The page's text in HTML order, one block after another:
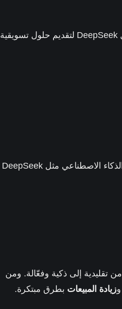
، ندمج بين الخبرة البشرية وتقنيات الذكاء الاصطناعي مثل DeepSeek لتقديم حلول تسويقية
تستخدم أحدث أدوات الذكاء الاصطناعي مثل DeepSeek
من تقليدية إلى ذكية وفعّالة. ومن
وزيادة المبيعات بطرق مبتكرة.